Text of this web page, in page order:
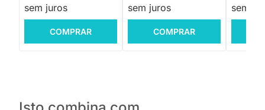
sem juros
COMPRAR
sem juros
COMPRAR
sem